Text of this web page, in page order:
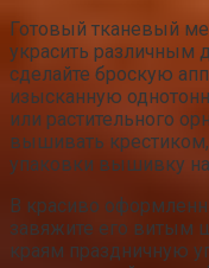
Готовый тканевый
украсить различным
сделайте броскую
изысканную
или растительного
вышивать
упаковки вышивку
В красиво
завяжите его витым
краям праздничную